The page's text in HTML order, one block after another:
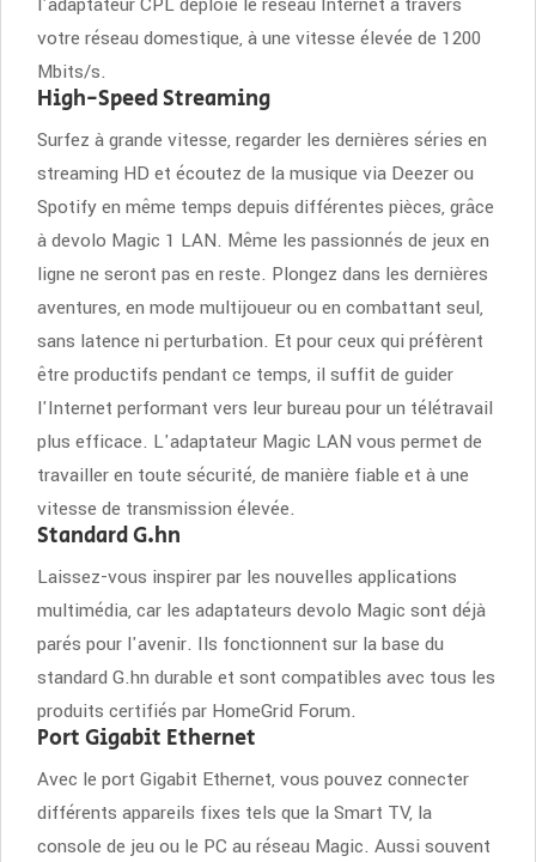
votre réseau domestique, à une vitesse élevée de 1200
Mbits/s.
High-Speed Streaming
Surfez à grande vitesse, regarder les dernières séries en
streaming HD et écoutez de la musique via Deezer ou
Spotify en même temps depuis différentes pièces, grâce
à devolo Magic 1 LAN. Même les passionnés de jeux en
ligne ne seront pas en reste. Plongez dans les dernières
aventures, en mode multijoueur ou en combattant seul,
sans latence ni perturbation. Et pour ceux qui préfèrent
être productifs pendant ce temps, il suffit de guider
l'Internet performant vers leur bureau pour un télétravail
plus efficace. L'adaptateur Magic LAN vous permet de
travailler en toute sécurité, de manière fiable et à une
vitesse de transmission élevée.
Standard G.hn
Laissez-vous inspirer par les nouvelles applications
multimédia, car les adaptateurs devolo Magic sont déjà
parés pour l'avenir. Ils fonctionnent sur la base du
standard G.hn durable et sont compatibles avec tous les
produits certifiés par HomeGrid Forum.
Port Gigabit Ethernet
Avec le port Gigabit Ethernet, vous pouvez connecter
différents appareils fixes tels que la Smart TV, la
console de jeu ou le PC au réseau Magic. Aussi souvent